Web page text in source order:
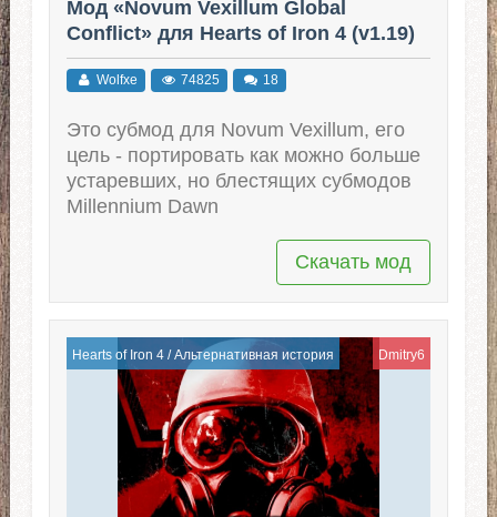
Мод «Novum Vexillum Global
Conflict» для Hearts of Iron 4 (v1.19)
Wolfxe 74825 18
Это субмод для Novum Vexillum, его
цель - портировать как можно больше
устаревших, но блестящих субмодов
Millennium Dawn
Скачать мод
Hearts of Iron 4/Альтернативная история Dmitry6